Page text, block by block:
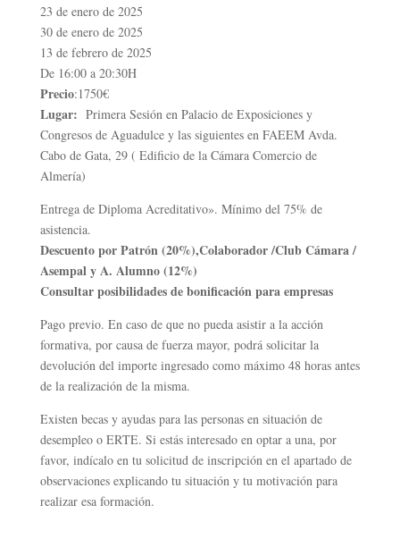
23 de enero de 2025
30 de enero de 2025
13 de febrero de 2025
De 16:00 a 20:30H
Precio:1750€
Lugar: Primera Sesión en Palacio de Exposiciones y
Congresos de Aguadulce y las siguientes en FAEEM Avda.
Cabo de Gata, 29 ( Edificio de la Cámara Comercio de
Almería)
Entrega de Diploma Acreditativo». Mínimo del 75% de
asistencia.
Descuento por Patrón (20%),Colaborador /Club Cámara /
Asempal y A. Alumno (12%)
Consultar posibilidades de bonificación para empresas
Pago previo. En caso de que no pueda asistir a la acción
formativa, por causa de fuerza mayor, podrá solicitar la
devolución del importe ingresado como máximo 48 horas antes
de la realización de la misma.
Existen becas y ayudas para las personas en situación de
desempleo o ERTE. Si estás interesado en optar a una, por
favor, indícalo en tu solicitud de inscripción en el apartado de
observaciones explicando tu situación y tu motivación para
realizar esa formación.